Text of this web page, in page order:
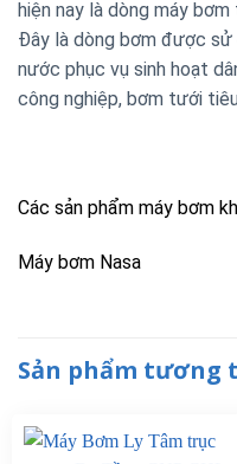
hiện nay là dòng máy
Đây là dòng bơm được sử
nước phục vụ sinh hoạt
công nghiệp, bơm tưới
Các sản phẩm máy bơm
Máy bơm Nasa
Sản phẩm tương